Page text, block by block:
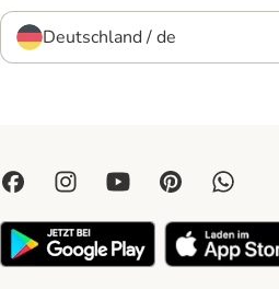
Deutschland / de